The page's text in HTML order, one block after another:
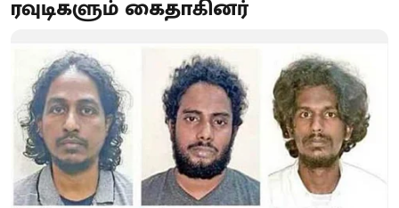
ரவுடிகளும் கைதாகினர்